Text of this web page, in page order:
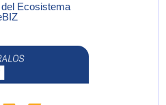
Ecosistema